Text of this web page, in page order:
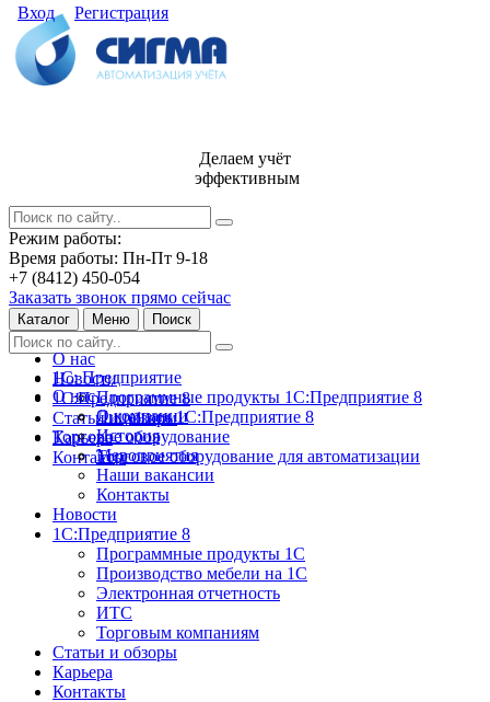
Вход Регистрация
Делаем учёт
эффективным
Режим работы:
Время работы: Пн-Пт 9-18
+7 (8412) 450-054
Заказать звонок прямо сейчас
Каталог Меню Поиск
О нас
Новости
1С:Предприятие 8
Статьи и обзоры
Карьера
Контакты
1С: Предприятие
Программные продукты 1С:Предприятие 8
Лицензии 1С:Предприятие 8
Торговое оборудование
Торговое оборудование для автоматизации
О нас
О компании
История
Мероприятия
Наши вакансии
Контакты
Новости
1С:Предприятие 8
Программные продукты 1С
Производство мебели на 1С
Электронная отчетность
ИТС
Торговым компаниям
Статьи и обзоры
Карьера
Контакты